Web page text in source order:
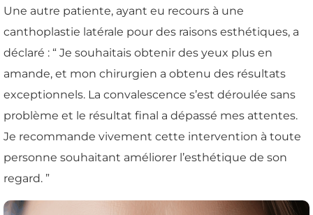
Une autre patiente, ayant eu recours à une
canthoplastie latérale pour des raisons esthétiques, a
déclaré : “ Je souhaitais obtenir des yeux plus en
amande, et mon chirurgien a obtenu des résultats
exceptionnels. La convalescence s’est déroulée sans
problème et le résultat final a dépassé mes attentes.
Je recommande vivement cette intervention à toute
personne souhaitant améliorer l’esthétique de son
regard. ”